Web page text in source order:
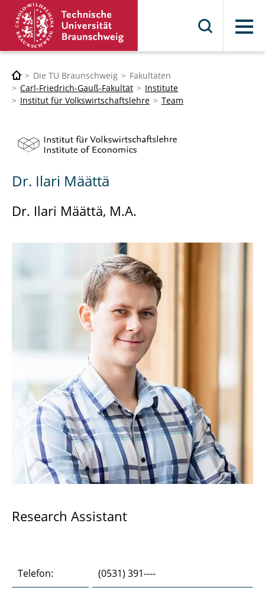
Menü
Die TU Braunschweig
Fakultäten
Carl-Friedrich-Gauß-Fakultät
Institute
Institut für Volkswirtschaftslehre
Team
Dr. Ilari Määttä
Dr. Ilari Määttä, M.A.
Research Assistant
Telefon: (0531) 391----